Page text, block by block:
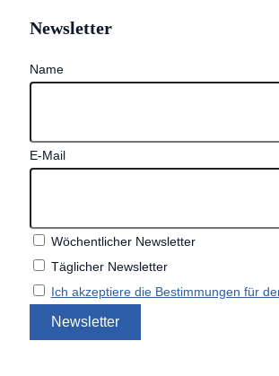
Newsletter
Name
E-Mail
Wöchentlicher Newsletter
Täglicher Newsletter
Ich akzeptiere die Bestimmungen für